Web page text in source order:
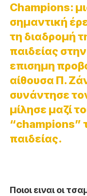
Champions:
σημαντική
τη διαδρομή
παιδείας
επισημη
αίθουσα Π.
συνάντησε
μίλησε μαζί
“champions”
παιδείας.
Ποιοι ειναι οι